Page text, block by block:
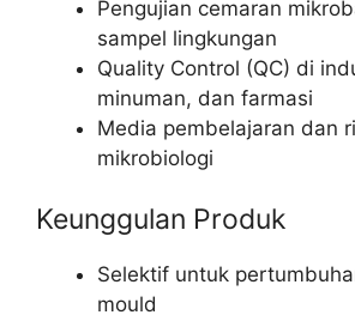
Pengujian cemaran
sampel lingkungan
Quality Control (QC) di
minuman, dan farmasi
Media pembelajaran dan
mikrobiologi
Keunggulan Produk
Selektif untuk
mould